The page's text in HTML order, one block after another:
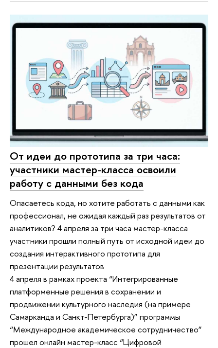
От идеи до прототипа за три часа:
участники мастер-класса освоили
работу с данными без кода
Опасаетесь кода, но хотите работать с данными как
профессионал, не ожидая каждый раз результатов от
аналитиков? 4 апреля за три часа мастер-класса
участники прошли полный путь от исходной идеи до
создания интерактивного прототипа для
презентации результатов
4 апреля в рамках проекта “Интегрированные
платформенные решения в сохранении и
продвижении культурного наследия (на примере
Самарканда и Санкт-Петербурга)” программы
“Международное академическое сотрудничество”
прошел онлайн мастер-класс “Цифровой